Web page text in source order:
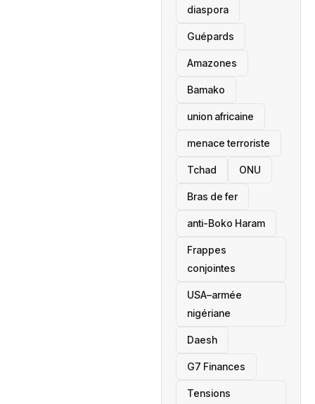
diaspora
Guépards
Amazones
Bamako
union africaine
menace terroriste
‎Tchad ONU
Bras de fer
anti-Boko Haram
Frappes
conjointes
USA–armée
nigériane
Daesh
‎G7 Finances
Tensions